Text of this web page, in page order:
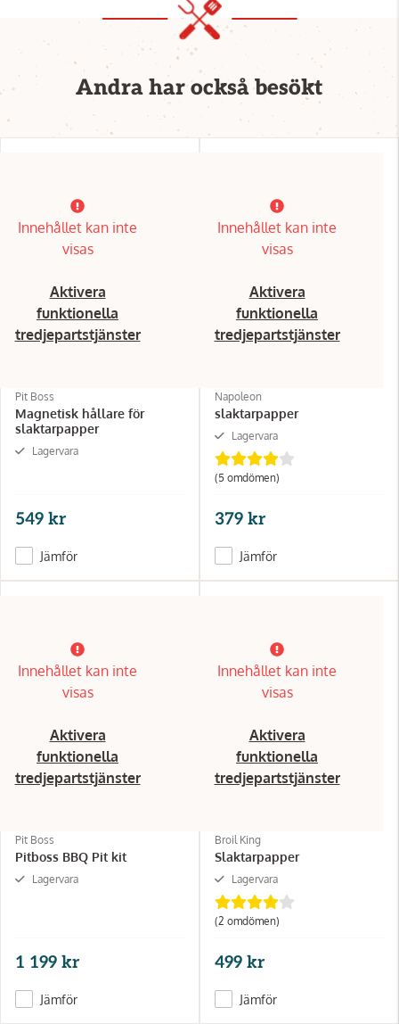
Andra har också besökt
Innehållet kan inte
visas
Aktivera
funktionella
tredjepartstjänster
Pit Boss
Magnetisk hållare för
slaktarpapper
Lagervara
549 kr
Jämför
Innehållet kan inte
visas
Aktivera
funktionella
tredjepartstjänster
Napoleon
slaktarpapper
Lagervara
(5 omdömen)
379 kr
Jämför
Innehållet kan inte
visas
Aktivera
funktionella
tredjepartstjänster
Pit Boss
Pitboss BBQ Pit kit
Lagervara
1 199 kr
Jämför
Innehållet kan inte
visas
Aktivera
funktionella
tredjepartstjänster
Broil King
Slaktarpapper
Lagervara
(2 omdömen)
499 kr
Jämför